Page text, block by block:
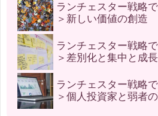
ランチェスター戦略
＞新しい価値の創造
ランチェスター戦略
＞差別化と集中と成長
ランチェスター戦略
＞個人投資家と弱者